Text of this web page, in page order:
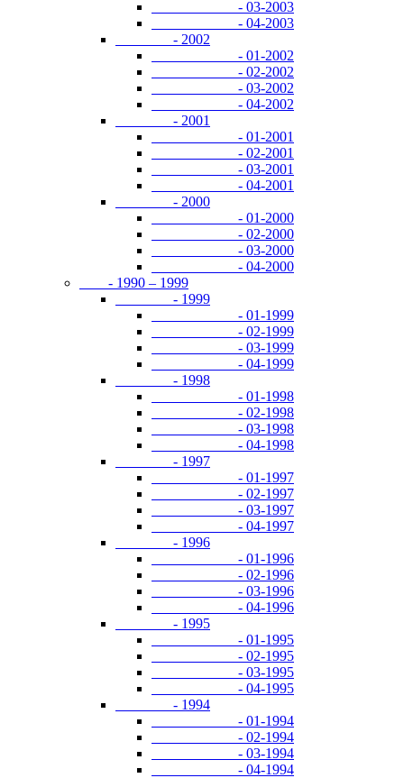
- 03-2003
- 04-2003
- 2002
- 01-2002
- 02-2002
- 03-2002
- 04-2002
- 2001
- 01-2001
- 02-2001
- 03-2001
- 04-2001
- 2000
- 01-2000
- 02-2000
- 03-2000
- 04-2000
- 1990 – 1999
- 1999
- 01-1999
- 02-1999
- 03-1999
- 04-1999
- 1998
- 01-1998
- 02-1998
- 03-1998
- 04-1998
- 1997
- 01-1997
- 02-1997
- 03-1997
- 04-1997
- 1996
- 01-1996
- 02-1996
- 03-1996
- 04-1996
- 1995
- 01-1995
- 02-1995
- 03-1995
- 04-1995
- 1994
- 01-1994
- 02-1994
- 03-1994
- 04-1994